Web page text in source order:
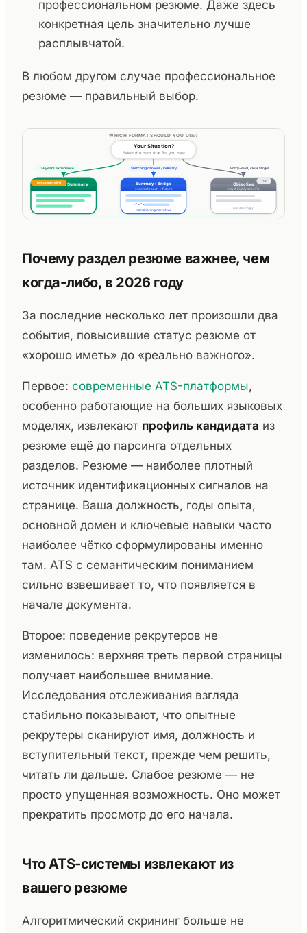
профессиональном резюме. Даже здесь
конкретная цель значительно лучше
расплывчатой.
В любом другом случае профессиональное
резюме — правильный выбор.
Почему раздел резюме важнее, чем
когда-либо, в 2026 году
За последние несколько лет произошли два
события, повысившие статус резюме от
«хорошо иметь» до «реально важного».
Первое: современные ATS-платформы,
особенно работающие на больших языковых
моделях, извлекают профиль кандидата из
резюме ещё до парсинга отдельных
разделов. Резюме — наиболее плотный
источник идентификационных сигналов на
странице. Ваша должность, годы опыта,
основной домен и ключевые навыки часто
наиболее чётко сформулированы именно
там. ATS с семантическим пониманием
сильно взвешивает то, что появляется в
начале документа.
Второе: поведение рекрутеров не
изменилось: верхняя треть первой страницы
получает наибольшее внимание.
Исследования отслеживания взгляда
стабильно показывают, что опытные
рекрутеры сканируют имя, должность и
вступительный текст, прежде чем решить,
читать ли дальше. Слабое резюме — не
просто упущенная возможность. Оно может
прекратить просмотр до его начала.
Что ATS-системы извлекают из
вашего резюме
Алгоритмический скрининг больше не